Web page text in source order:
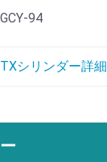
GCY-94
TXシリンダー詳細